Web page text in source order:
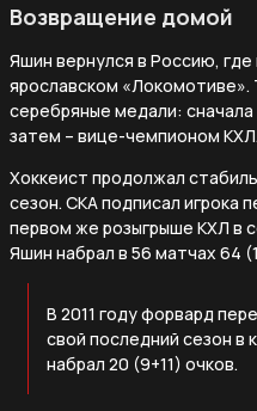
Возвращение домой
Яшин вернулся в Россию, где
ярославском «Локомотиве».
серебряные медали:
затем – вице-чемпионом КХЛ.
Хоккеист продолжал
сезон. СКА подписал игрока
первом же розыгрыше КХЛ в
Яшин набрал в 56 матчах 64
В 2011 году форвард
свой последний сезон в
набрал 20 (9+11) очков.